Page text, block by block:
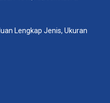
Lengkap Jenis, Ukuran